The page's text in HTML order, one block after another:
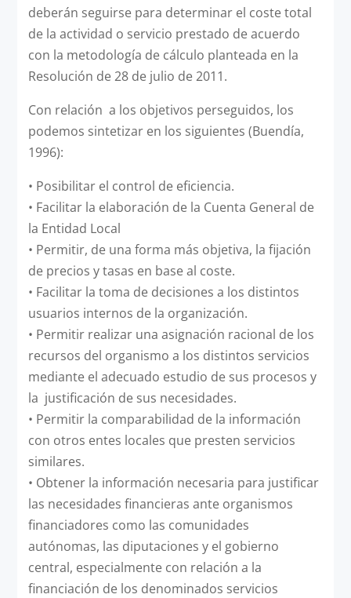
deberán seguirse para determinar el coste total
de la actividad o servicio prestado de acuerdo
con la metodología de cálculo planteada en la
Resolución de 28 de julio de 2011.
Con relación a los objetivos perseguidos, los
podemos sintetizar en los siguientes (Buendía,
1996):
• Posibilitar el control de eficiencia.
• Facilitar la elaboración de la Cuenta General de
la Entidad Local
• Permitir, de una forma más objetiva, la fijación
de precios y tasas en base al coste.
• Facilitar la toma de decisiones a los distintos
usuarios internos de la organización.
• Permitir realizar una asignación racional de los
recursos del organismo a los distintos servicios
mediante el adecuado estudio de sus procesos y
la justificación de sus necesidades.
• Permitir la comparabilidad de la información
con otros entes locales que presten servicios
similares.
• Obtener la información necesaria para justificar
las necesidades financieras ante organismos
financiadores como las comunidades
autónomas, las diputaciones y el gobierno
central, especialmente con relación a la
financiación de los denominados servicios